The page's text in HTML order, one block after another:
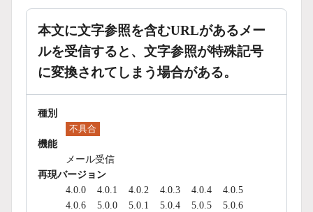
本文に文字参照を含むURLがあるメー
ルを受信すると、文字参照が特殊記号
に変換されてしまう場合がある。
種別
不具合
機能
メール受信
再現バージョン
4.0.0
4.0.1 4.0.2 4.0.3 4.0.4
4.0.5
4.0.6
5.0.0 5.0.1 5.0.4 5.0.5
5.0.6